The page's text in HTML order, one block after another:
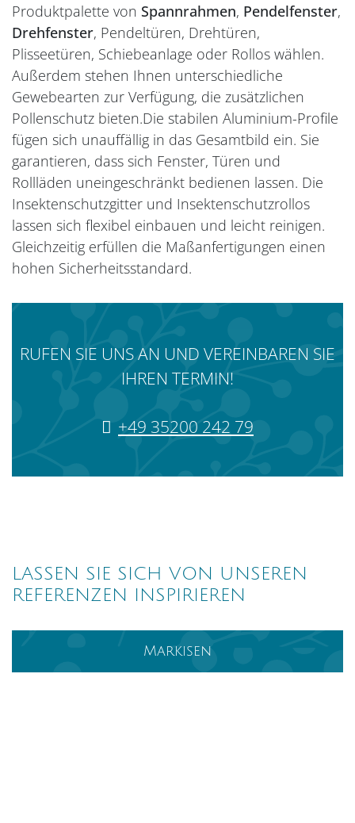
Produktpalette von Spannrahmen, Pendelfenster,
Drehfenster, Pendeltüren, Drehtüren,
Plisseetüren, Schiebeanlage oder Rollos wählen.
Außerdem stehen Ihnen unterschiedliche
Gewebearten zur Verfügung, die zusätzlichen
Pollenschutz bieten.Die stabilen Aluminium-Profile
fügen sich unauffällig in das Gesamtbild ein. Sie
garantieren, dass sich Fenster, Türen und
Rollläden uneingeschränkt bedienen lassen. Die
Insektenschutzgitter und Insektenschutzrollos
lassen sich flexibel einbauen und leicht reinigen.
Gleichzeitig erfüllen die Maßanfertigungen einen
hohen Sicherheitsstandard.
RUFEN SIE UNS AN UND VEREINBAREN SIE
IHREN TERMIN!
+49 35200 242 79
LASSEN SIE SICH VON UNSEREN
REFERENZEN INSPIRIEREN
Markisen